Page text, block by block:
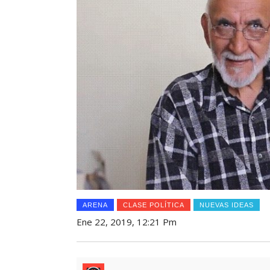
ARENA CLASE POLÍTICA NUEVAS IDEAS
Ene 22, 2019, 12:21 Pm